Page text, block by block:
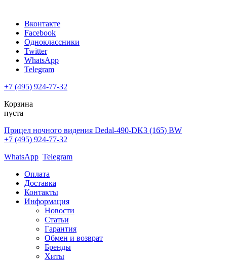
Вконтакте
Facebook
Одноклассники
Twitter
WhatsApp
Telegram
+7 (495) 924-77-32
Корзина
пуста
Прицел ночного видения Dedal-490-DK3 (165) BW
+7 (495) 924-77-32
WhatsApp Telegram
Оплата
Доставка
Контакты
Информация
Новости
Статьи
Гарантия
Обмен и возврат
Бренды
Хиты